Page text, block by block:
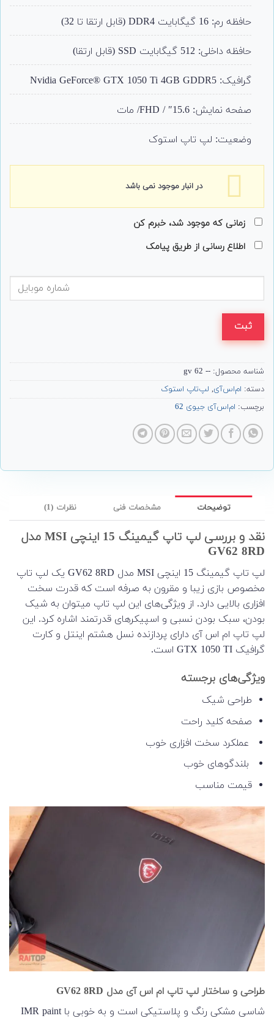
حافظه رم: 16 گیگابایت DDR4 (قابل ارتقا تا 32)
حافظه داخلی: 512 گیگابایت SSD (قابل ارتقا)
گرافیک: Nvidia GeForce® GTX 1050 Ti 4GB GDDR5
صفحه نمایش: 15.6″ / FHD/ مات
وضعیت: لپ تاپ استوک
در انبار موجود نمی باشد
زمانی که موجود شد، خبرم کن
اطلاع رسانی از طریق پیامک
ثبت
شناسه محصول: -- gv 62
دسته: ام‌اس‌آی, لپ‌تاپ استوک
برچسب: ام‌اس‌آی جیوی 62
توضیحات مشخصات فنی نظرات (1)
نقد و بررسی لپ تاپ گیمینگ 15 اینچی MSI مدل
GV62 8RD
لپ تاپ گیمینگ 15 اینچی MSI مدل GV62 8RD یک لپ تاپ
مخصوص بازی زیبا و مقرون به صرفه است که قدرت سخت
افزاری بالایی دارد. از ویژگی‌های این لپ تاپ میتوان به شیک
بودن، سبک بودن نسبی و اسپیکرهای قدرتمند اشاره کرد. این
لپ تاپ ام اس آی دارای پردازنده نسل هشتم اینتل و کارت
گرافیک GTX 1050 TI است.
ویژگی‌های برجسته
طراحی شیک
صفحه کلید راحت
عملکرد سخت افزاری خوب
بلندگوهای خوب
قیمت مناسب
طراحی و ساختار لپ تاپ ام اس آی مدل GV62 8RD
شاسی مشکی رنگ و پلاستیکی است و به خوبی با IMR paint